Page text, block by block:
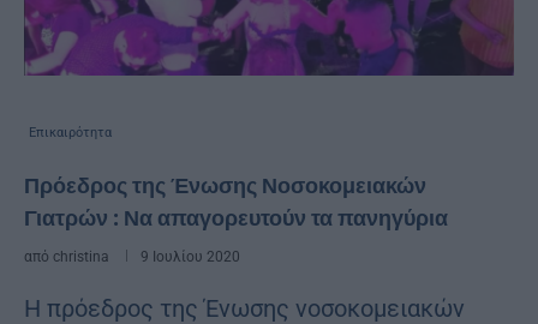
Επικαιρότητα
Πρόεδρος της Ένωσης Νοσοκομειακών
Γιατρών : Να απαγορευτούν τα πανηγύρια
από christina 9 Ιουλίου 2020
Η πρόεδρος της Ένωσης νοσοκομειακών